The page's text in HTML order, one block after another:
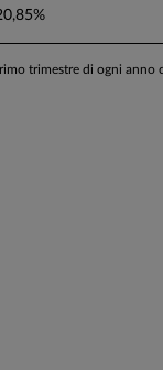
trimestre di ogni